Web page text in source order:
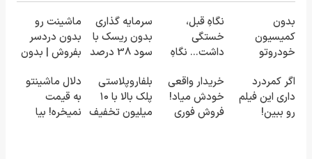
بدون
کمیسیون
خودروتو
نگاهِ قبل،
خستگی
داشت... نگاهِ
🌸 بلفا با 25%
تخفیف
سرمایه گذاری
بدون ریسک با
سود 38 درصد
ماشینت رو
بدون دردسر
بفروش | بدون
اگر کمردرد
داری این فیلم
رو ببین!
خریدار واقعی
خودش میاد!
فروش فوری
بلفاروپلاستی
پلک بالا با ۱۰
میلیون تخفیف
دلال ماشینتو
به قیمت
نمیخره! بیا